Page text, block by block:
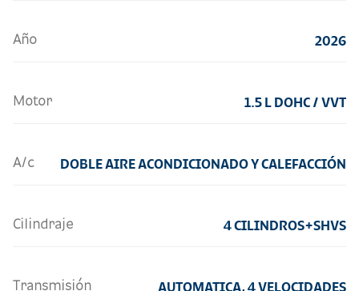
Año 2026
Motor 1.5 L DOHC / VVT
A/c DOBLE AIRE ACONDICIONADO Y CALEFACCIÓN
Cilindraje 4 CILINDROS+SHVS
Transmisión AUTOMATICA, 4 VELOCIDADES